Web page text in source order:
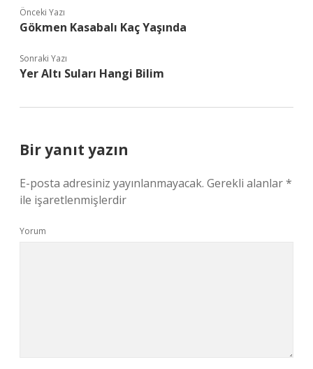
Önceki Yazı
Gökmen Kasabalı Kaç Yaşında
Sonraki Yazı
Yer Altı Suları Hangi Bilim
Bir yanıt yazın
E-posta adresiniz yayınlanmayacak. Gerekli alanlar*
ile işaretlenmişlerdir
Yorum